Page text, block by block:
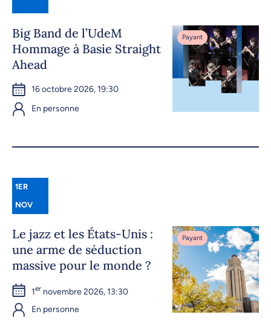
Big Band de l’UdeM
Hommage à Basie Straight
Ahead
16 octobre 2026, 19:30
En personne
Payant
1ER
NOV
Le jazz et les États-Unis :
une arme de séduction
massive pour le monde ?
1er novembre 2026, 13:30
En personne
Payant